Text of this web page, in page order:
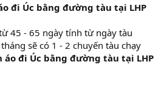
đi Úc bằng đường tàu tại LHP
45 - 65 ngày tính từ ngày tàu
sẽ có 1 - 2 chuyến tàu chạy
áo đi Úc bằng đường tàu tại LHP